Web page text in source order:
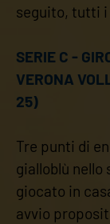
seguito, tutti
SERIE C -
VERONA
25)
Tre punti di
gialloblù nello
giocato in
avvio